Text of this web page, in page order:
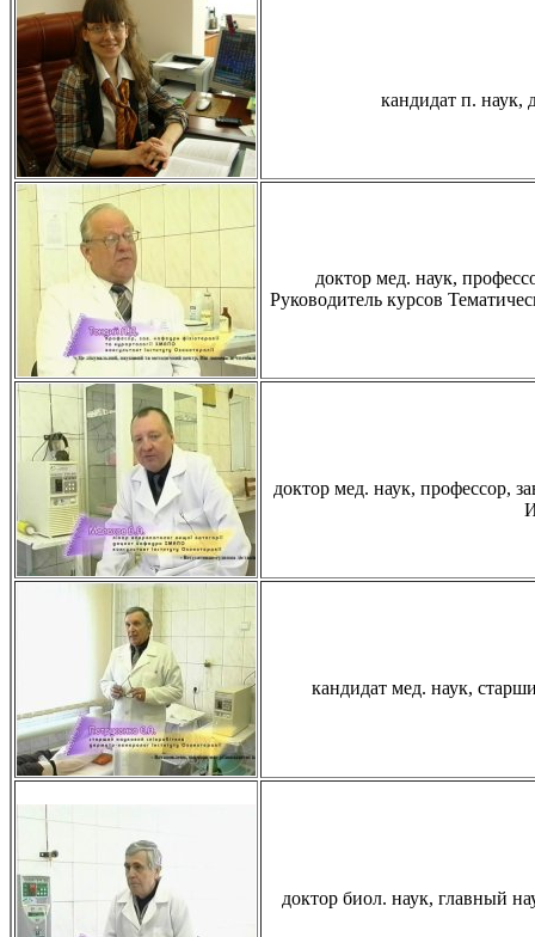
кандидат п. наук,
доктор мед. наук,
Руководитель курсов
доктор мед. наук, профессор,
кандидат мед. наук,
доктор биол. наук, главный